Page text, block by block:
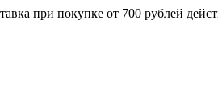
при покупке от 700 рублей